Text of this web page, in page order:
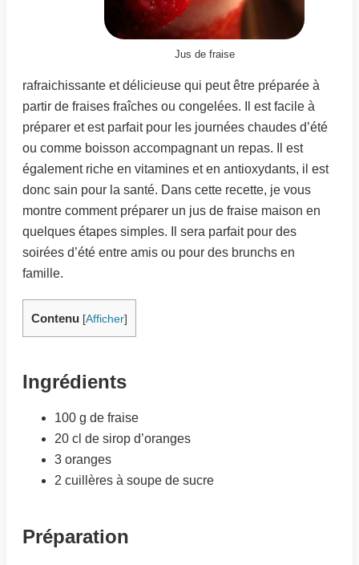
Jus de fraise
rafraichissante et délicieuse qui peut être préparée à
partir de fraises fraîches ou congelées. Il est facile à
préparer et est parfait pour les journées chaudes d’été
ou comme boisson accompagnant un repas. Il est
également riche en vitamines et en antioxydants, il est
donc sain pour la santé. Dans cette recette, je vous
montre comment préparer un jus de fraise maison en
quelques étapes simples. Il sera parfait pour des
soirées d’été entre amis ou pour des brunchs en
famille.
Contenu [Afficher]
Ingrédients
100 g de fraise
20 cl de sirop d’oranges
3 oranges
2 cuillères à soupe de sucre
Préparation